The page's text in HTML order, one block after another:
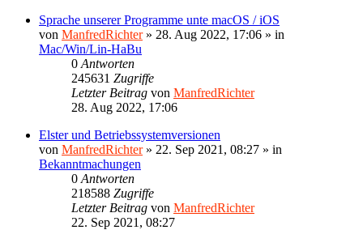
Sprache unserer Programme unte macOS / iOS
von ManfredRichter» 28. Aug 2022, 17:06 » in
Mac/Win/Lin-HaBu
0 Antworten
245631 Zugriffe
Letzter Beitrag von ManfredRichter
28. Aug 2022, 17:06
Elster und Betriebssystemversionen
von ManfredRichter» 22. Sep 2021, 08:27 » in
Bekanntmachungen
0 Antworten
218588 Zugriffe
Letzter Beitrag von ManfredRichter
22. Sep 2021, 08:27